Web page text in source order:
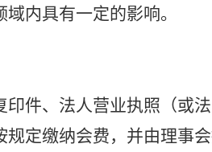
内具有一定的影响。
印件、法人营业执照（或
规定缴纳会费，并由理事